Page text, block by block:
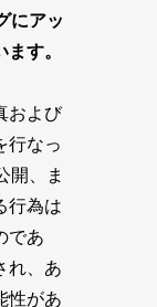
にアッ
す。
および
行なっ
開、ま
行為は
であ
れ、あ
性があ